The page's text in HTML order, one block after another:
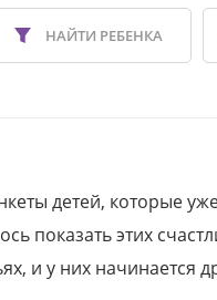
НАЙТИ РЕБЕНКА
детей, которые
показать этих
и у них начинается